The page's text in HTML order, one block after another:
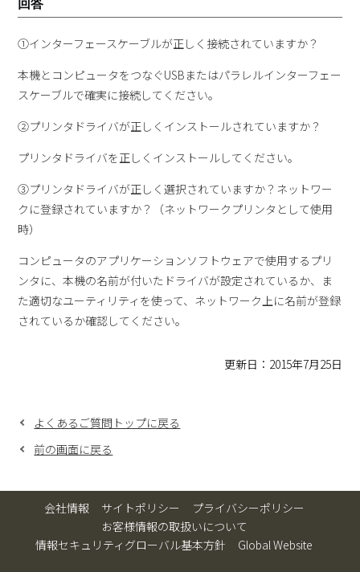
回答
①インターフェースケーブルが正しく接続されていますか？
本機とコンピュータをつなぐUSBまたはパラレルインターフェー
スケーブルで確実に接続してください。
②プリンタドライバが正しくインストールされていますか？
プリンタドライバを正しくインストールしてください。
③プリンタドライバが正しく選択されていますか？ネットワー
クに登録されていますか？（ネットワークプリンタとして使用
時）
コンピュータのアプリケーションソフトウェアで使用するプリ
ンタに、本機の名前が付いたドライバが設定されているか、ま
た適切なユーティリティを使って、ネットワーク上に名前が登録
されているか確認してください。
更新日：2015年7月25日
よくあるご質問トップに戻る
前の画面に戻る
会社情報 サイトポリシー
プライバシーポリシー
お客様情報の取扱いについて
情報セキュリティグローバル基本方針
Global Website